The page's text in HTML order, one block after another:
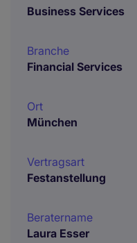
Business Services
Branche
Financial Services
Ort
München
Vertragsart
Festanstellung
Beratername
Laura Esser